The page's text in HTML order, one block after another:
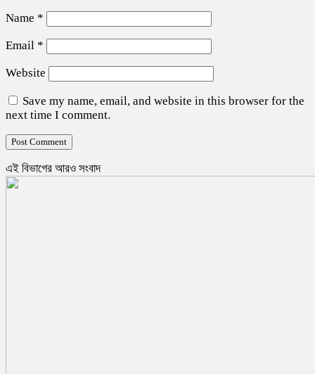
Name *
Email *
Website
Save my name, email, and website in this browser for the
next time I comment.
এই বিভাগের আরও সংবাদ